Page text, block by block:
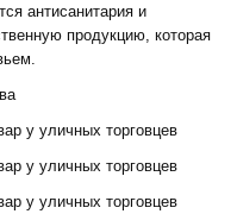
антисанитария и
продукцию, которая